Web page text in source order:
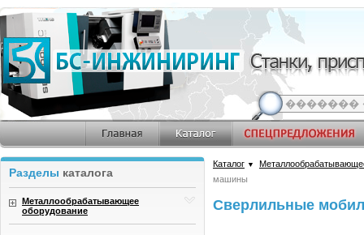
Разделы каталога
Металлообрабатывающее
оборудование
Каталог ▼
машины
Сверлильные